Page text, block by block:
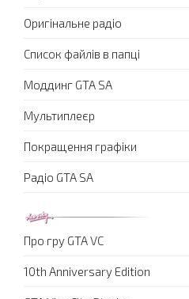
Оригінальне радіо
Список файлів в папці
Моддинг GTA SA
Мультиплеєр
Покращення графіки
Радіо GTA SA
Про гру GTA VC
10th Anniversary Edition